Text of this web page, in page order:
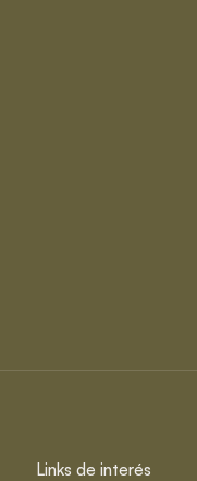
Links de interés